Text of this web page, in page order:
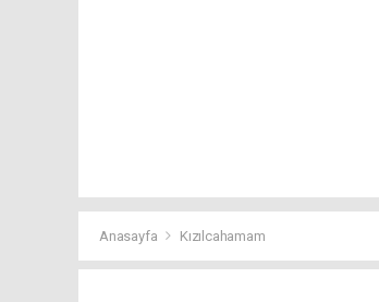
Anasayfa Kızılcahamam